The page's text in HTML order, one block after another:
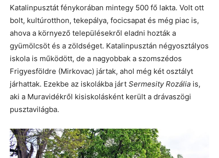
Katalinpusztát fénykorában mintegy 500 fő lakta. Volt ott
bolt, kultúrotthon, tekepálya, focicsapat és még piac is,
ahova a környező településekről eladni hozták a
gyümölcsöt és a zöldséget. Katalinpusztán négyosztályos
iskola is működött, de a nagyobbak a szomszédos
Frigyesföldre (Mirkovac) jártak, ahol még két osztályt
járhattak. Ezekbe az iskolákba járt Sermesity Rozália is,
aki a Muravidékről kisiskolásként került a drávaszögi
pusztavilágba.